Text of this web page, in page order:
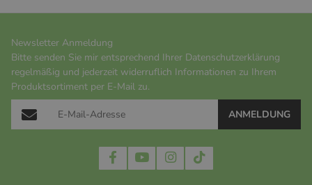
Newsletter Anmeldung
Bitte senden Sie mir entsprechend Ihrer Datenschutzerklärung
regelmäßig und jederzeit widerruflich Informationen zu Ihrem
Produktsortiment per E-Mail zu.
ANMELDUNG